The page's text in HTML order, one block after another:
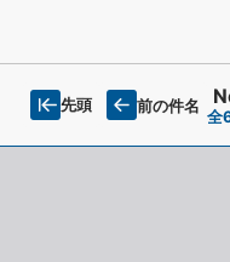
先頭 前の件名
全